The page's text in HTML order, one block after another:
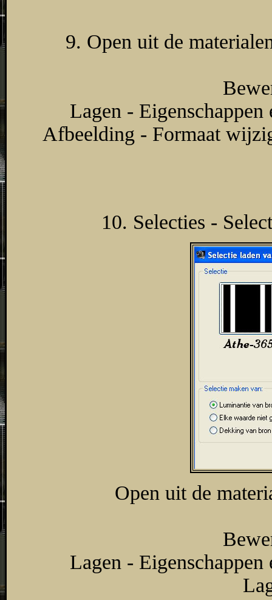
9. Open uit de
Lagen -
Afbeelding - Formaat
10. Selecties -
Open uit de
Lagen -